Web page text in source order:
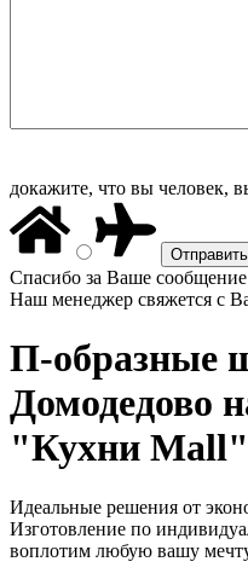
докажите, что вы человек,
Спасибо за Ваше
Наш менеджер свяжется с
П-образные
Домодедово
"Кухни Mall"
Идеальные решения от
Изготовление по
воплотим любую вашу